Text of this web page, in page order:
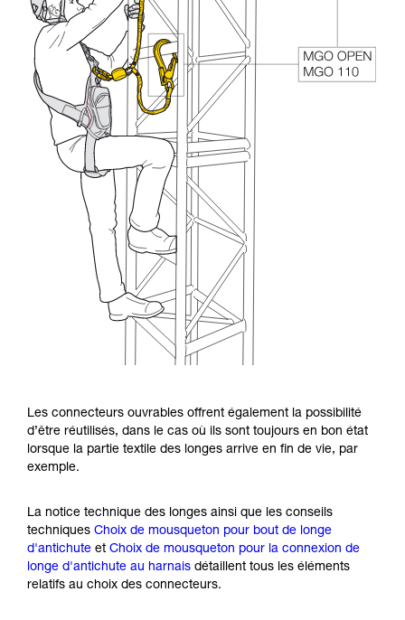
Les connecteurs ouvrables offrent également la possibilité
d’être réutilisés, dans le cas où ils sont toujours en bon état
lorsque la partie textile des longes arrive en fin de vie, par
exemple.
La notice technique des longes ainsi que les conseils
techniques Choix de mousqueton pour bout de longe
d'antichute et Choix de mousqueton pour la connexion de
longe d'antichute au harnais détaillent tous les éléments
relatifs au choix des connecteurs.